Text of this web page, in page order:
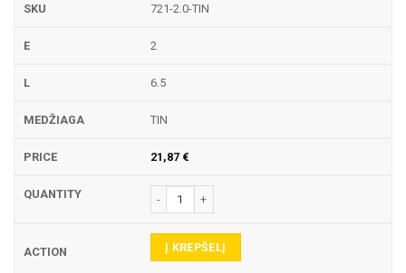
721-2.0-TIN
2
6.5
TIN
21,87 €
produkto kiekis: 721 TEKINIMO PLOKŠTELĖ
Į KREPŠELĮ